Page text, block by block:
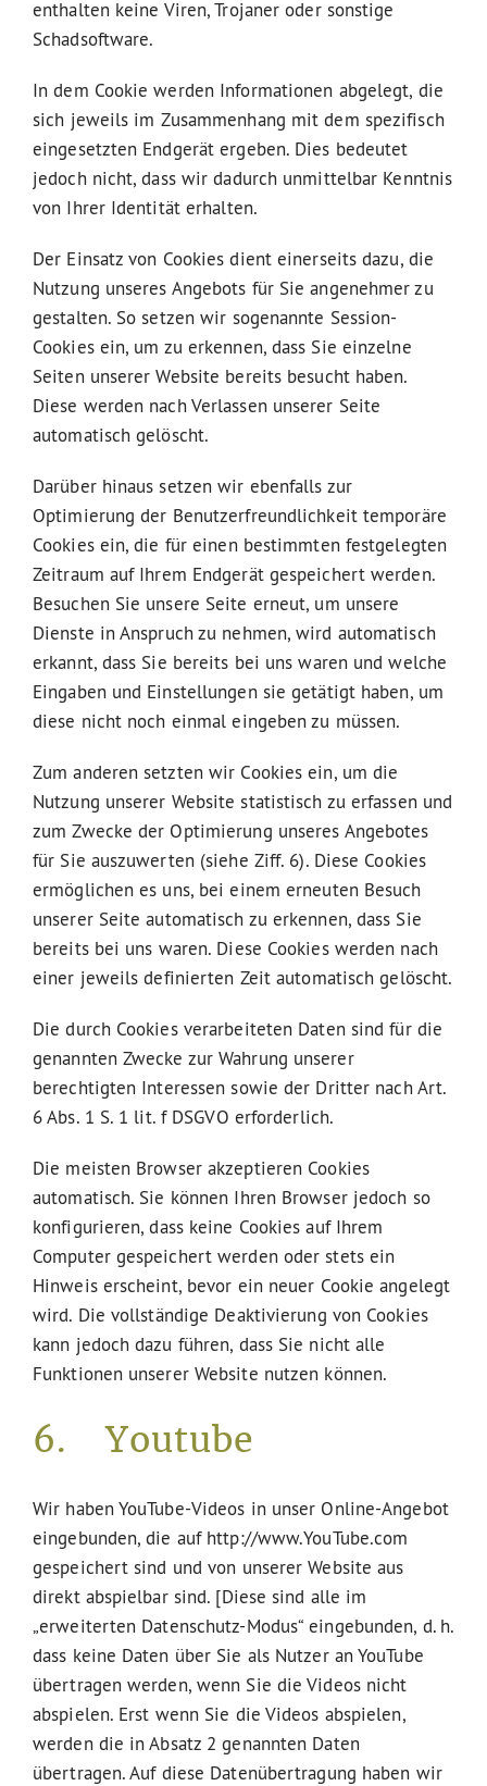
enthalten keine Viren, Trojaner oder sonstige
Schadsoftware.
In dem Cookie werden Informationen abgelegt, die
sich jeweils im Zusammenhang mit dem spezifisch
eingesetzten Endgerät ergeben. Dies bedeutet
jedoch nicht, dass wir dadurch unmittelbar Kenntnis
von Ihrer Identität erhalten.
Der Einsatz von Cookies dient einerseits dazu, die
Nutzung unseres Angebots für Sie angenehmer zu
gestalten. So setzen wir sogenannte Session-
Cookies ein, um zu erkennen, dass Sie einzelne
Seiten unserer Website bereits besucht haben.
Diese werden nach Verlassen unserer Seite
automatisch gelöscht.
Darüber hinaus setzen wir ebenfalls zur
Optimierung der Benutzerfreundlichkeit temporäre
Cookies ein, die für einen bestimmten festgelegten
Zeitraum auf Ihrem Endgerät gespeichert werden.
Besuchen Sie unsere Seite erneut, um unsere
Dienste in Anspruch zu nehmen, wird automatisch
erkannt, dass Sie bereits bei uns waren und welche
Eingaben und Einstellungen sie getätigt haben, um
diese nicht noch einmal eingeben zu müssen.
Zum anderen setzten wir Cookies ein, um die
Nutzung unserer Website statistisch zu erfassen und
zum Zwecke der Optimierung unseres Angebotes
für Sie auszuwerten (siehe Ziff. 6). Diese Cookies
ermöglichen es uns, bei einem erneuten Besuch
unserer Seite automatisch zu erkennen, dass Sie
bereits bei uns waren. Diese Cookies werden nach
einer jeweils definierten Zeit automatisch gelöscht.
Die durch Cookies verarbeiteten Daten sind für die
genannten Zwecke zur Wahrung unserer
berechtigten Interessen sowie der Dritter nach Art.
6 Abs. 1 S. 1 lit. f DSGVO erforderlich.
Die meisten Browser akzeptieren Cookies
automatisch. Sie können Ihren Browser jedoch so
konfigurieren, dass keine Cookies auf Ihrem
Computer gespeichert werden oder stets ein
Hinweis erscheint, bevor ein neuer Cookie angelegt
wird. Die vollständige Deaktivierung von Cookies
kann jedoch dazu führen, dass Sie nicht alle
Funktionen unserer Website nutzen können.
6. Youtube
Wir haben YouTube-Videos in unser Online-Angebot
eingebunden, die auf http://www.YouTube.com
gespeichert sind und von unserer Website aus
direkt abspielbar sind. [Diese sind alle im
„erweiterten Datenschutz-Modus“ eingebunden, d. h.
dass keine Daten über Sie als Nutzer an YouTube
übertragen werden, wenn Sie die Videos nicht
abspielen. Erst wenn Sie die Videos abspielen,
werden die in Absatz 2 genannten Daten
übertragen. Auf diese Datenübertragung haben wir